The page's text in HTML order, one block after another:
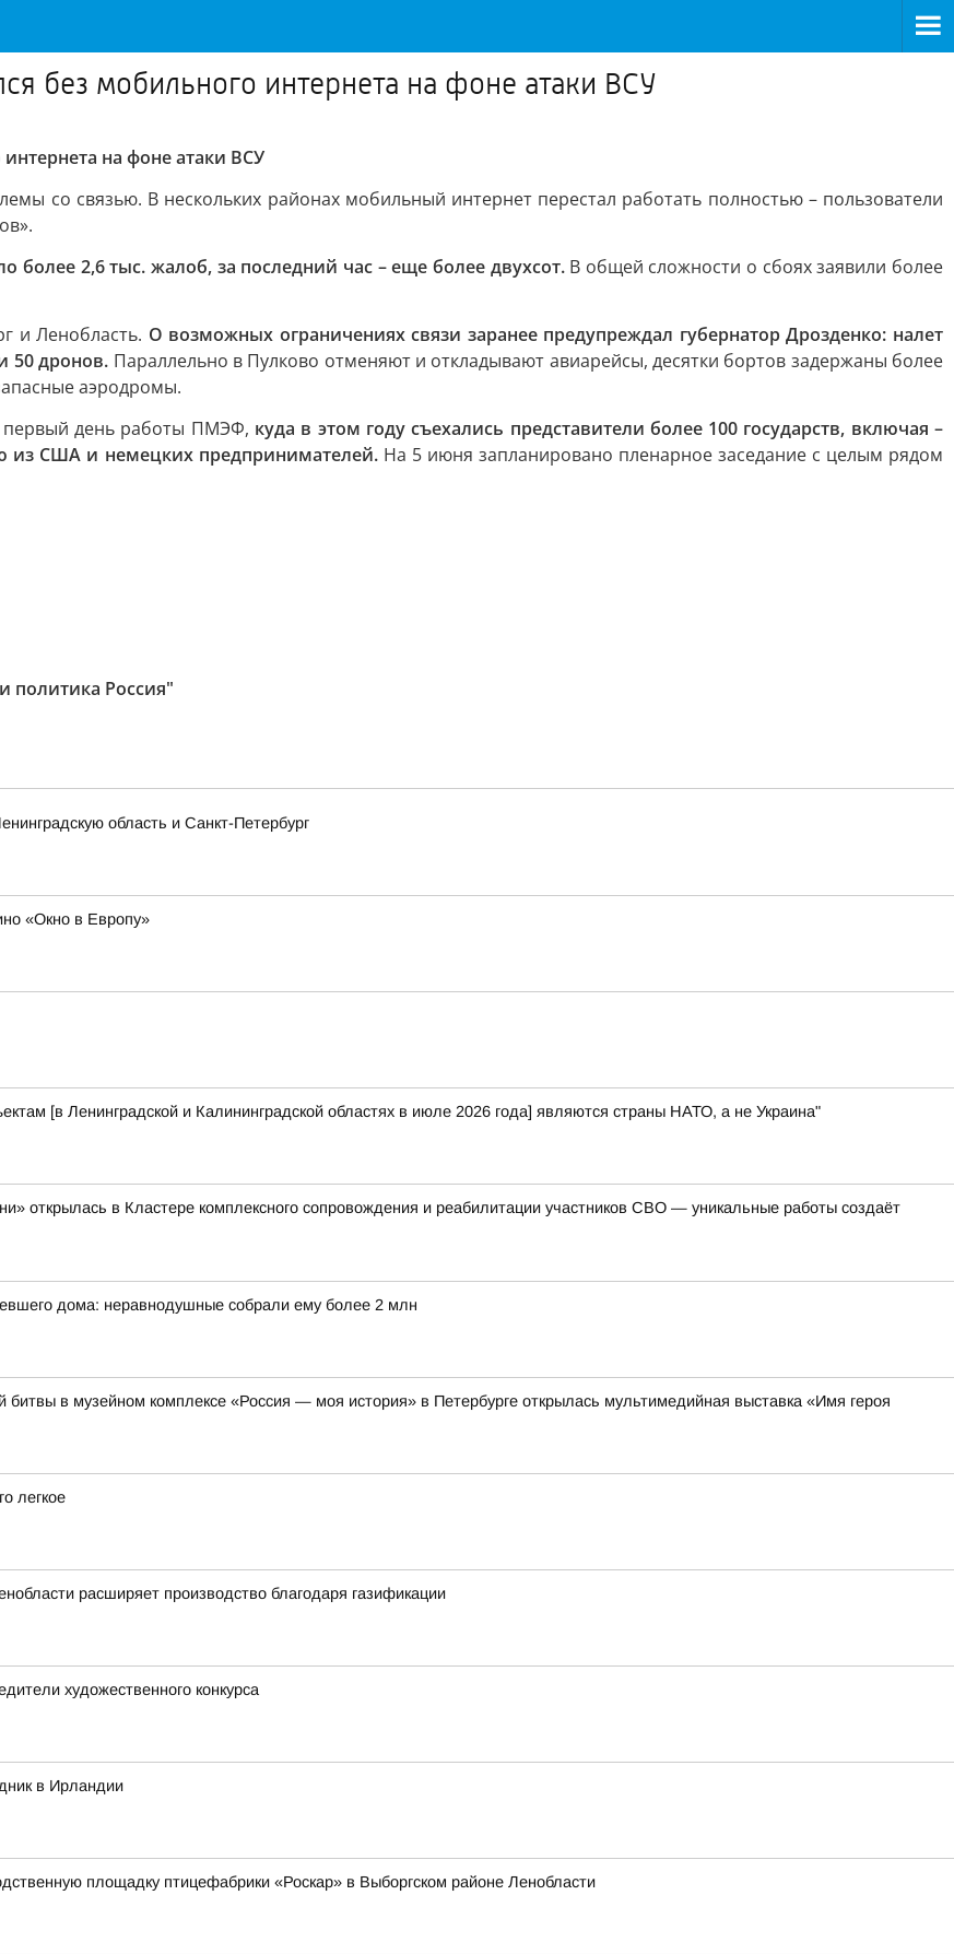
без мобильного интернета на фоне атаки ВСУ
на фоне атаки ВСУ
со связью. В нескольких районах мобильный интернет перестал работать полностью – пользователи
более 2,6 тыс. жалоб, за последний час – еще более двухсот.В общей сложности о сбоях заявили более
и Ленобласть. О возможных ограничениях связи заранее предупреждал губернатор Дрозденко: налет
50 дронов. Параллельно в Пулково отменяют и откладывают авиарейсы, десятки бортов задержаны более
аэродромы.
первый день работы ПМЭФ, куда в этом году съехались представители более 100 государств, включая –
из США и немецких предпринимателей.На 5 июня запланировано пленарное заседание с целым рядом
политика Россия"
область и Санкт-Петербург
«Окно в Европу»
[в Ленинградской и Калининградской областях в июле 2026 года] являются страны НАТО, а не Украина"
открылась в Кластере комплексного сопровождения и реабилитации участников СВО — уникальные работы создаёт
дома: неравнодушные собрали ему более 2 млн
в музейном комплексе «Россия — моя история» в Петербурге открылась мультимедийная выставка «Имя героя
легкое
расширяет производство благодаря газификации
художественного конкурса
в Ирландии
площадку птицефабрики «Роскар» в Выборгском районе Ленобласти